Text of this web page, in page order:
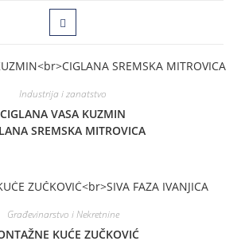
Industrija i zanatstvo
CIGLANA VASA KUZMIN
SREMSKA MITROVICA
Građevinarstvo i Nekretnine
KUĆE ZUČKOVIĆ